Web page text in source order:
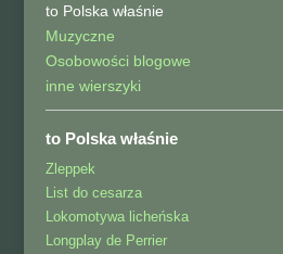
to Polska właśnie
Muzyczne
Osobowości blogowe
inne wierszyki
to Polska właśnie
Zleppek
List do cesarza
Lokomotywa licheńska
Longplay de Perrier